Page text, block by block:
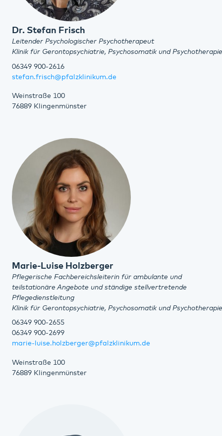
Dr. Stefan Frisch
Leitender Psychologischer Psychotherapeut
Klinik für Gerontopsychiatrie, Psychosomatik und Psychotherapie
06349 900-2616
stefan.frisch@pfalzklinikum.de
Weinstraße 100
76889 Klingenmünster
Marie-Luise Holzberger
Pflegerische Fachbereichsleiterin für ambulante und
teilstationäre Angebote und ständige stellvertretende
Pflegedienstleitung
Klinik für Gerontopsychiatrie, Psychosomatik und Psychotherapie
06349 900-2655
06349 900-2699
marie-luise.holzberger@pfalzklinikum.de
Weinstraße 100
76889 Klingenmünster